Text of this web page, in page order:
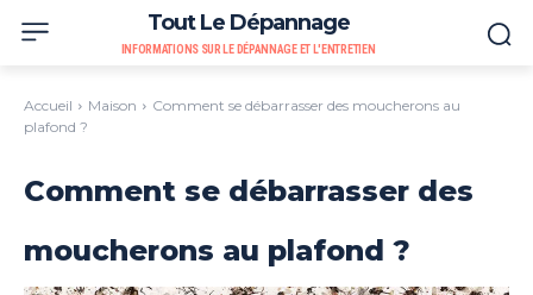
Tout Le Dépannage
INFORMATIONS SUR LE DÉPANNAGE ET L'ENTRETIEN
Accueil Maison
Comment se débarrasser des moucherons au
plafond ?
Comment se débarrasser des
moucherons au plafond ?